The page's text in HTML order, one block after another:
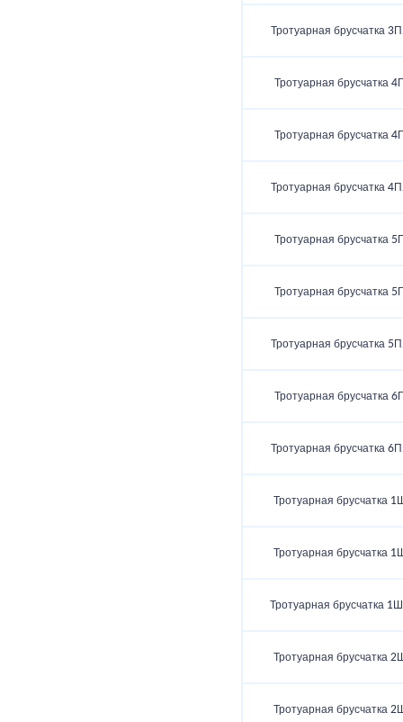
Тротуарная брусчатка
Тротуарная брусчатка
Тротуарная брусчатка
Тротуарная брусчатка
Тротуарная брусчатка
Тротуарная брусчатка
Тротуарная брусчатка
Тротуарная брусчатка
Тротуарная брусчатка
Тротуарная брусчатка
Тротуарная брусчатка
Тротуарная брусчатка
Тротуарная брусчатка
Тротуарная брусчатка